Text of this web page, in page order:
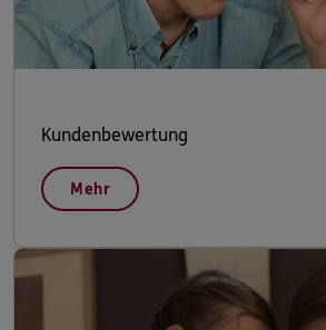
Kundenbewertung
Mehr